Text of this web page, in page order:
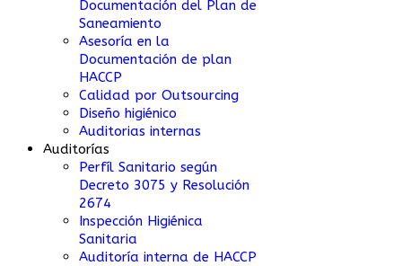
Documentación del Plan de
Saneamiento
Asesoría en la
Documentación de plan
HACCP
Calidad por Outsourcing
Diseño higiénico
Auditorias internas
Auditorías
Perfíl Sanitario según
Decreto 3075 y Resolución
2674
Inspección Higiénica
Sanitaria
Auditoría interna de HACCP